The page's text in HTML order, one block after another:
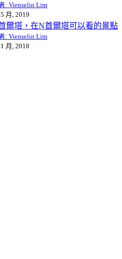
: Vienselin Lim
月, 2019
爾塔，在N首爾塔可以看的景點
: Vienselin Lim
月, 2018